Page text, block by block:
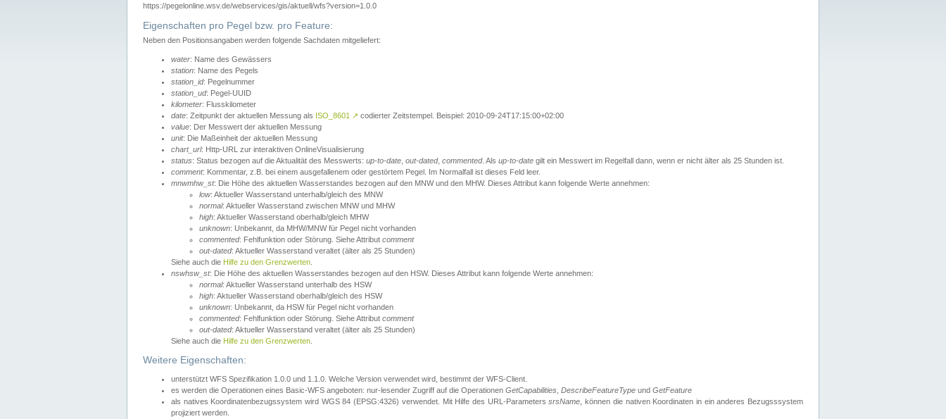
https://pegelonline.wsv.de/webservices/gis/aktuell/wfs?version=1.0.0
Eigenschaften pro Pegel bzw. pro Feature:
Neben den Positionsangaben werden folgende Sachdaten mitgeliefert:
water: Name des Gewässers
station: Name des Pegels
station_id: Pegelnummer
station_ud: Pegel-UUID
kilometer: Flusskilometer
date: Zeitpunkt der aktuellen Messung als ISO_8601 ↗ codierter Zeitstempel. Beispiel: 2010-09-24T17:15:00+02:00
value: Der Messwert der aktuellen Messung
unit: Die Maßeinheit der aktuellen Messung
chart_url: Http-URL zur interaktiven OnlineVisualisierung
status: Status bezogen auf die Aktualität des Messwerts: up-to-date out-dated, commented. Als up-to-date gilt ein Messwert im Regelfall dann, wenn er nicht älter als 25 Stunden ist.
comment: Kommentar, z.B. bei einem ausgefallenem oder gestörtem Pegel. Im Normalfall ist dieses Feld leer.
mnwmhw_st: Die Höhe des aktuellen Wasserstandes bezogen auf den MNW und den MHW. Dieses Attribut kann folgende Werte annehmen:
low: Aktueller Wasserstand unterhalb/gleich des MNW
normal: Aktueller Wasserstand zwischen MNW und MHW
high: Aktueller Wasserstand oberhalb/gleich MHW
unknown: Unbekannt, da MHW/MNW für Pegel nicht vorhanden
commented: Fehlfunktion oder Störung. Siehe Attribut comment
out-dated: Aktueller Wasserstand veraltet (älter als 25 Stunden)
Siehe auch die Hilfe zu den Grenzwerten
nswhsw_st: Die Höhe des aktuellen Wasserstandes bezogen auf den HSW. Dieses Attribut kann folgende Werte annehmen:
normal: Aktueller Wasserstand unterhalb des HSW
high: Aktueller Wasserstand oberhalb/gleich des HSW
unknown: Unbekannt, da HSW für Pegel nicht vorhanden
commented: Fehlfunktion oder Störung. Siehe Attribut comment
out-dated: Aktueller Wasserstand veraltet (älter als 25 Stunden)
Siehe auch die Hilfe zu den Grenzwerten
Weitere Eigenschaften:
unterstützt WFS Spezifikation 1.0.0 und 1.1.0. Welche Version verwendet wird, bestimmt der WFS-Client.
es werden die Operationen eines Basic-WFS angeboten: nur-lesender Zugriff auf die Operationen GetCapabilities DescribeFeatureType und GetFeature
als natives Koordinatenbezugssystem wird WGS 84 (EPSG:4326) verwendet. Mit Hilfe des URL-ParameterssrsName , können die nativen Koordinaten in ein anderes Bezugsssystem
projiziert werden.